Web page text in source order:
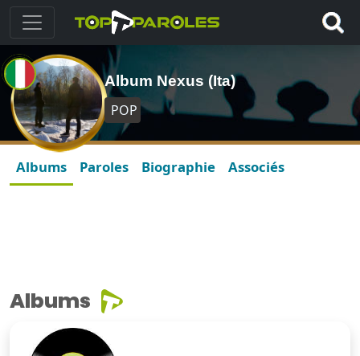
Album Nexus (Ita)
POP
Albums Paroles Biographie Associés
Albums